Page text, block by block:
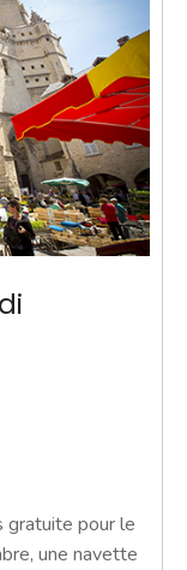
pour le
une navette